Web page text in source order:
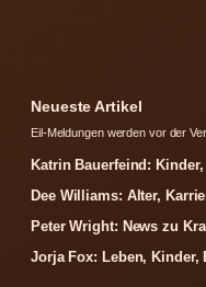
Neueste Artikel
Eil-Meldungen werden vor der
Katrin Bauerfeind:
Dee Williams: Alter,
Peter Wright: News zu
Jorja Fox: Leben, Kinder,